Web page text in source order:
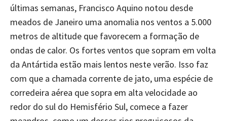
últimas semanas, Francisco Aquino notou desde
meados de Janeiro uma anomalia nos ventos a 5.000
metros de altitude que favorecem a formação de
ondas de calor. Os fortes ventos que sopram em volta
da Antártida estão mais lentos neste verão. Isso faz
com que a chamada corrente de jato, uma espécie de
corredeira aérea que sopra em alta velocidade ao
redor do sul do Hemisfério Sul, comece a fazer